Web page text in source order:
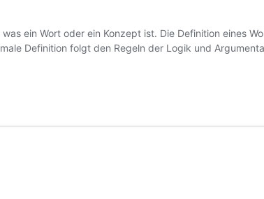
ein Wort oder ein Konzept ist. Die Definition eines
Definition folgt den Regeln der Logik und